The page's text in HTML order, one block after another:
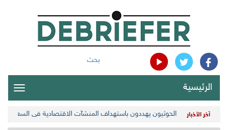
بحث
الرئيسية
آخر الأخبار الحوثيون يهددون باستهداف المنشآت الاقتصادية في السعودية